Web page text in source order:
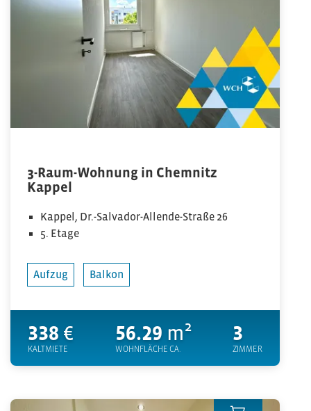
3-Raum-Wohnung in Chemnitz
Kappel
Kappel, Dr.-Salvador-Allende-Straße 26
5. Etage
Aufzug Balkon
338 €
KALTMIETE
56.29 m²
WOHNFLÄCHE CA.
3
ZIMMER